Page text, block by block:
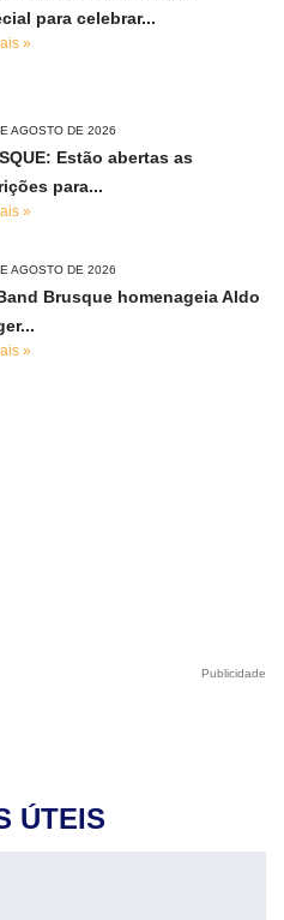
para celebrar...
»
AGOSTO DE 2026
Estão abertas as
para...
»
AGOSTO DE 2026
Brusque homenageia Aldo
»
Publicidade
ÚTEIS